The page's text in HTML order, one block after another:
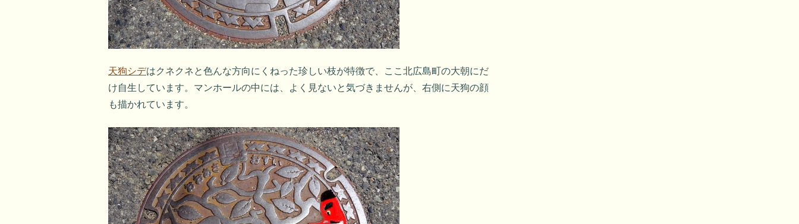
天狗シデはクネクネと色んな方向にくねった珍しい枝が特徴で、ここ北広島町の大朝にだ
け自生しています。マンホールの中には、よく見ないと気づきませんが、右側に天狗の顔
も描かれています。